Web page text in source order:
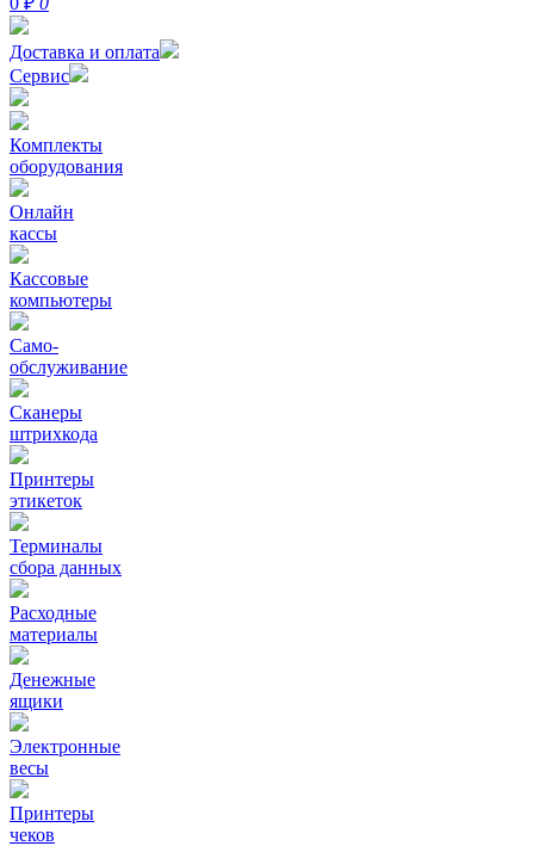
Доставка и оплата
Сервис
Комплекты
оборудования
Онлайн
кассы
Кассовые
компьютеры
Само-
обслуживание
Сканеры
штрихкода
Принтеры
этикеток
Терминалы
сбора данных
Расходные
материалы
Денежные
ящики
Электронные
весы
Принтеры
чеков